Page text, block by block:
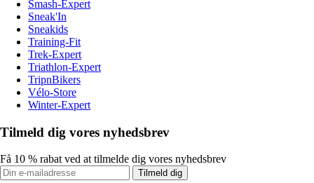
Smash-Expert
Sneak'In
Sneakids
Training-Fit
Trek-Expert
Triathlon-Expert
TripnBikers
Vélo-Store
Winter-Expert
Tilmeld dig vores nyhedsbrev
Få 10 % rabat ved at tilmelde dig vores nyhedsbrev
Tilmeld dig